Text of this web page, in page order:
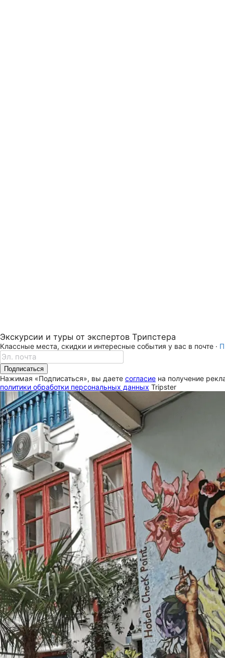
Экскурсии и туры от экспертов Трипстера
Классные места, скидки и интересные события у вас в почте ·
Подписаться
Нажимая «Подписаться», вы даете согласие на получение
политики обработки персональных данных Tripster